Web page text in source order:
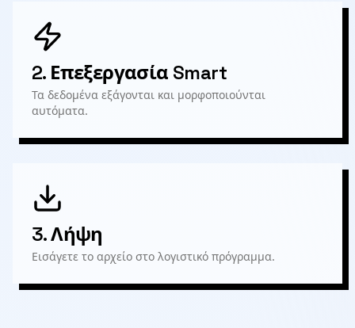
2. Επεξεργασία Smart
Τα δεδομένα εξάγονται και μορφοποιούνται
αυτόματα.
3.Λήψη
Εισάγετε το αρχείο στο λογιστικό πρόγραμμα.